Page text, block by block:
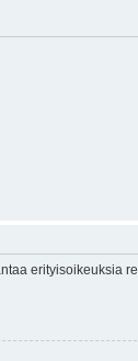
erityisoikeuksia